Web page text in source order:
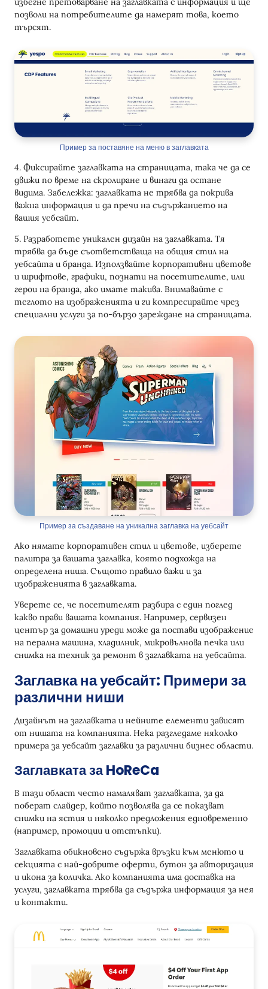
позволи на потребителите да намерят това, което
търсят.
Пример за поставяне на меню в заглавката
4. Фиксирайте заглавката на страницата, така че да се
движи по време на скролиране и винаги да остане
видима. Забележка: заглавката не трябва да покрива
важна информация и да пречи на съдържанието на
вашия уебсайт.
5. Разработете уникален дизайн на заглавката. Тя
трябва да бъде съответстваща на общия стил на
уебсайта и бранда. Използвайте корпоративни цветове
и шрифтове, графики, познати на посетителите, или
герои на бранда, ако имате такива. Внимавайте с
теглото на изображенията и ги компресирайте чрез
специални услуги за по-бързо зареждане на страницата.
Пример за създаване на уникална заглавка на уебсайт
Ако нямате корпоративен стил и цветове, изберете
палитра за вашата заглавка, която подхожда на
определена ниша. Същото правило важи и за
изображенията в заглавката.
Уверете се, че посетителят разбира с един поглед
какво прави вашата компания. Например, сервизен
център за домашни уреди може да постави изображение
на перална машина, хладилник, микровълнова печка или
снимка на техник за ремонт в заглавката на уебсайта.
Заглавка на уебсайт: Примери за
различни ниши
Дизайнът на заглавката и нейните елементи зависят
от нишата на компанията. Нека разгледаме няколко
примера за уебсайт заглавки за различни бизнес области.
Заглавката за HoReCa
В тази област често намаляват заглавката, за да
поберат слайдер, който позволява да се показват
снимки на ястия и няколко предложения едновременно
(например, промоции и отстъпки).
Заглавката обикновено съдържа връзки към менюто и
секцията с най-добрите оферти, бутон за авторизация
и икона за количка. Ако компанията има доставка на
услуги, заглавката трябва да съдържа информация за нея
и контакти.